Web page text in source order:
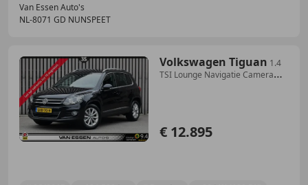
Van Essen Auto's
NL-8071 GD NUNSPEET
Volkswagen Tiguan 1.4
TSI Lounge Navigatie Camera
€ 12.895